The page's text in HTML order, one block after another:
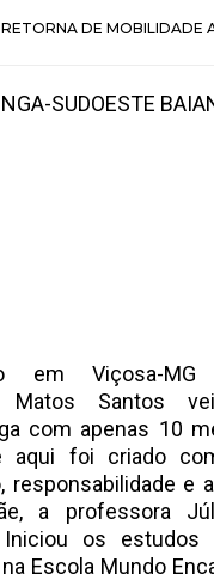
DE MOBILIDADE
SUDOESTE
em Viçosa-MG
Matos Santos
com apenas 10
aqui foi criado
responsabilidade e
a professora
Iniciou os estudos
Escola Mundo